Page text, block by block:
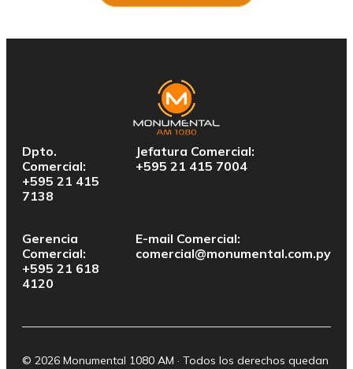
Dpto.
Comercial:
+595 21 415
7138
Jefatura Comercial:
+595 21 415 7004
Gerencia
Comercial:
+595 21 618
4120
E-mail Comercial:
comercial@monumental.com.py
© 2026 Monumental 1080 AM · Todos los derechos quedan